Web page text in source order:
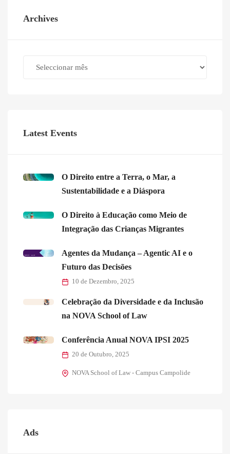
Archives
Latest Events
O Direito entre a Terra, o Mar, a
Sustentabilidade e a Diáspora
O Direito à Educação como Meio de
Integração das Crianças Migrantes
Agentes da Mudança – Agentic AI e o
Futuro das Decisões
10 de Dezembro, 2025
Celebração da Diversidade e da Inclusão
na NOVA School of Law
Conferência Anual NOVA IPSI 2025
20 de Outubro, 2025
NOVA School of Law - Campus Campolide
Ads